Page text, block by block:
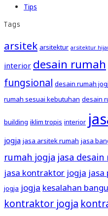
Tips
Tags
arsitek arsitektur arsitektur
interior desain rumah
fungsional desain rumah
rumah sesuai kebutuhan desain
building iklim tropis interior
jogja jasa arsitek rumah jasa
rumah jogja jasa desain
jasa kontraktor jogja jasa
jogja jogja kesalahan
kontraktor jogja